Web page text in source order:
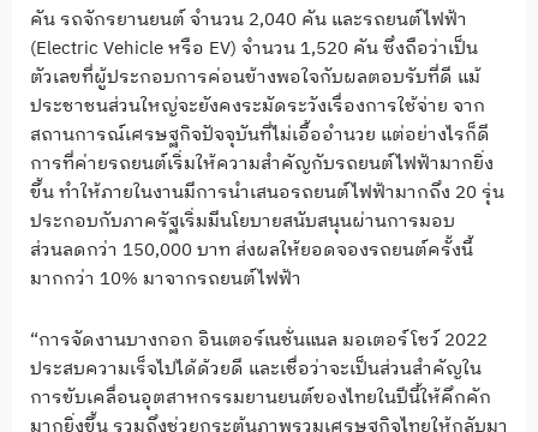
คัน รถจักรยานยนต์ จำนวน 2,040 คัน และรถยนต์ไฟฟ้า
(Electric Vehicle หรือ EV) จำนวน 1,520 คัน ซึ่งถือว่าเป็น
ตัวเลขที่ผู้ประกอบการค่อนข้างพอใจกับผลตอบรับที่ดี แม้
ประชาชนส่วนใหญ่จะยังคงระมัดระวังเรื่องการใช้จ่าย จาก
สถานการณ์เศรษฐกิจปัจจุบันที่ไม่เอื้ออำนวย แต่อย่างไรก็ดี
การที่ค่ายรถยนต์เริ่มให้ความสำคัญกับรถยนต์ไฟฟ้ามากยิ่ง
ขึ้น ทำให้ภายในงานมีการนำเสนอรถยนต์ไฟฟ้ามากถึง 20 รุ่น
ประกอบกับภาครัฐเริ่มมีนโยบายสนับสนุนผ่านการมอบ
ส่วนลดกว่า 150,000 บาท ส่งผลให้ยอดจองรถยนต์ครั้งนี้
มากกว่า 10% มาจากรถยนต์ไฟฟ้า
“การจัดงานบางกอก อินเตอร์เนชั่นแนล มอเตอร์โชว์ 2022
ประสบความเร็จไปได้ด้วยดี และเชื่อว่าจะเป็นส่วนสำคัญใน
การขับเคลื่อนอุตสาหกรรมยานยนต์ของไทยในปีนี้ให้คึกคัก